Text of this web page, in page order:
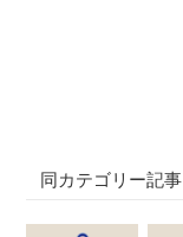
同カテゴリー記事